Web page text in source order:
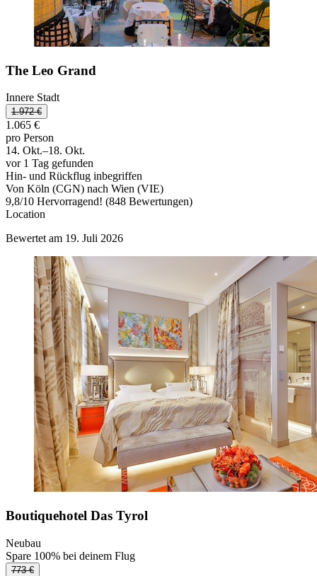
The Leo Grand
Innere Stadt
1.972 €
1.065 €
pro Person
14. Okt.–18. Okt.
vor 1 Tag gefunden
Hin- und Rückflug inbegriffen
Von Köln (CGN) nach Wien (VIE)
9,8/10 Hervorragend! (848 Bewertungen)
Location
Bewertet am 19. Juli 2026
Boutiquehotel Das Tyrol
Neubau
Spare 100% bei deinem Flug
773 €